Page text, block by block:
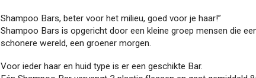
Shampoo Bars, beter voor het milieu, goed voor je haar!”
Shampoo Bars is opgericht door een kleine groep mensen die
schonere wereld, een groener morgen.
Voor ieder haar en huid type is er een geschikte Bar.